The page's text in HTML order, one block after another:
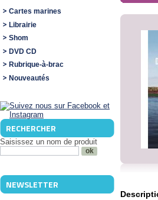
Cartes marines
Librairie
Shom
DVD CD
Rubrique-à-brac
Nouveautés
RECHERCHER
Saisissez un nom de produit
NEWSLETTER